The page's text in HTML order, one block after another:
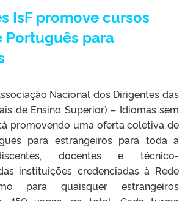
IsF promove cursos
para
Nacional dos Dirigentes das
de Ensino Superior) – Idiomas sem
promovendo uma oferta coletiva de
para estrangeiros para toda a
docentes e técnico-
instituições credenciadas à Rede
para quaisquer estrangeiros